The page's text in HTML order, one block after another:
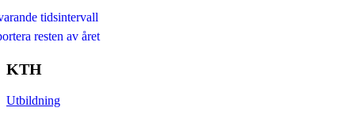
tidsintervall
resten av året
KTH
Utbildning